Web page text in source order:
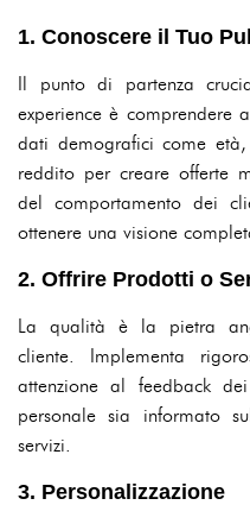
1. Conoscere il Tuo
Il punto di partenza
experience è comprendere
dati demografici come
reddito per creare offerte
del comportamento dei
ottenere una visione
2. Offrire Prodotti o
La qualità è la pietra
cliente. Implementa
attenzione al feedback
personale sia informato
servizi.
3. Personalizzazione